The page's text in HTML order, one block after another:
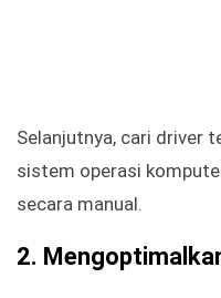
Selanjutnya, cari driver
sistem operasi
secara manual.
2.